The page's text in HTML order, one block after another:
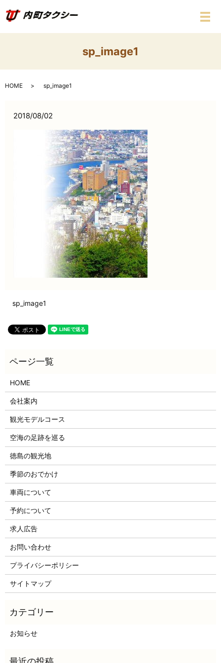
メ
sp_image1
HOME sp_image1
2018/08/02
sp_image1
HOME
会社案内
観光モデルコース
空海の足跡を巡る
徳島の観光地
季節のおでかけ
車両について
予約について
求人広告
お問い合わせ
プライバシーポリシー
サイトマップ
お知らせ